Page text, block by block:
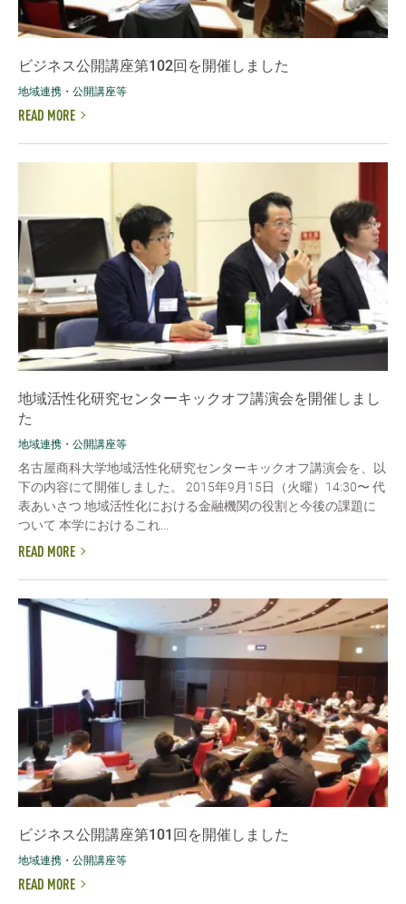
ビジネス公開講座第102回を開催しました
地域連携・公開講座等
READ MORE
地域活性化研究センターキックオフ講演会を開催しまし
た
地域連携・公開講座等
名古屋商科大学地域活性化研究センターキックオフ講演会を、以
下の内容にて開催しました。 2015年9月15日（火曜）14:30〜 代
表あいさつ 地域活性化における金融機関の役割と今後の課題に
ついて 本学におけるこれ...
READ MORE
ビジネス公開講座第101回を開催しました
地域連携・公開講座等
READ MORE